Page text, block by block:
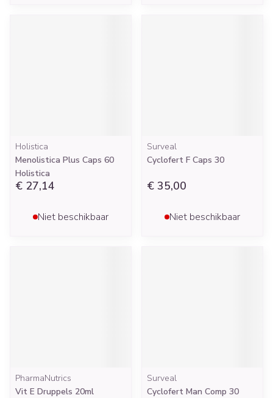
Holistica
Menolistica Plus Caps 60
Holistica
€ 27,14
Niet beschikbaar
Surveal
Cyclofert F Caps 30
€ 35,00
Niet beschikbaar
PharmaNutrics
Vit E Druppels 20ml
Surveal
Cyclofert Man Comp 30